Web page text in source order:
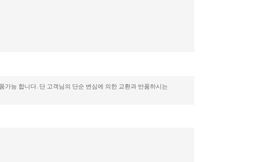
능 합니다. 단 고객님의 단순 변심에 의한 교환과 반품하시는